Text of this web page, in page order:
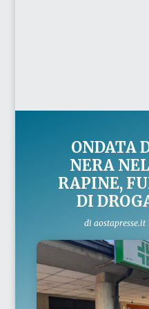
ONDATA
NERA
RAPINE,
DI
di aostapresse.it|